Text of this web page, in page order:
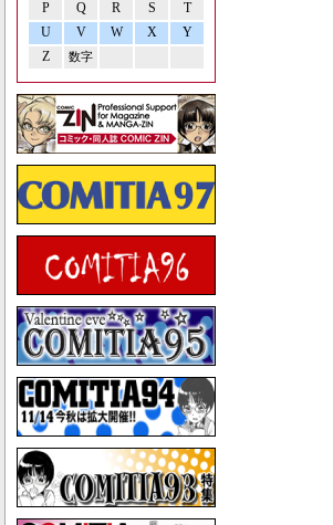
P Q R S
T
U
V W X
Y
Z
数字